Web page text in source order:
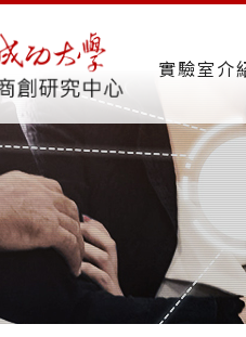
實驗室介